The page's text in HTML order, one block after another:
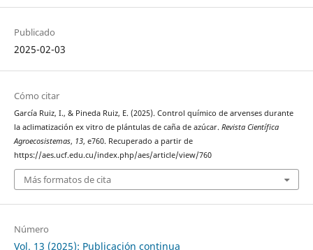
Publicado
2025-02-03
Cómo citar
García Ruiz, I., & Pineda Ruiz, E. (2025). Control químico de arvenses durante
la aclimatización ex vitro de plántulas de caña de azúcar. Revista Científica
Agroecosistemas, 13, e760. Recuperado a partir de
https://aes.ucf.edu.cu/index.php/aes/article/view/760
Más formatos de cita
Número
Vol. 13 (2025): Publicación continua